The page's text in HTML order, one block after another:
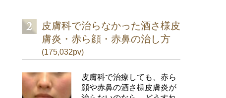
皮膚科で治らなかった酒さ様皮
膚炎・赤ら顔・赤鼻の治し方
(175,032pv)
皮膚科で治療しても、赤ら
顔や赤鼻の酒さ様皮膚炎が